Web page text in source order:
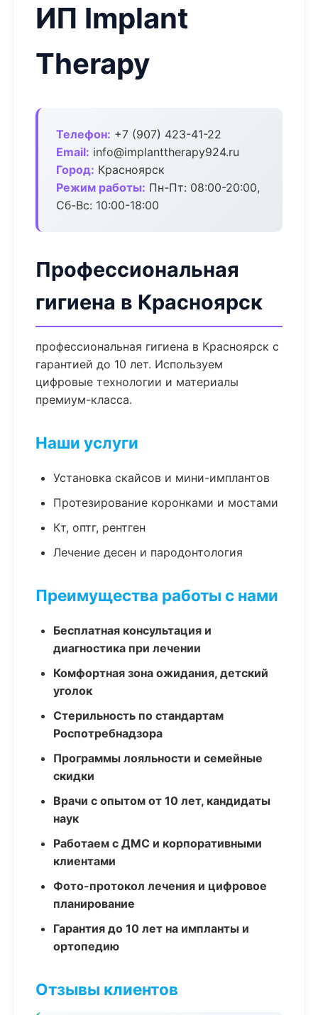
ИП Implant
Therapy
Телефон: +7 (907) 423-41-22
Email: info@implanttherapy924.ru
Город: Красноярск
Режим работы: Пн-Пт: 08:00-20:00,
Сб-Вс: 10:00-18:00
Профессиональная
гигиена в Красноярск
профессиональная гигиена в Красноярск с
гарантией до 10 лет. Используем
цифровые технологии и материалы
премиум-класса.
Наши услуги
Установка скайсов и мини-имплантов
Протезирование коронками и мостами
Кт, оптг, рентген
Лечение десен и пародонтология
Преимущества работы с нами
Бесплатная консультация и
диагностика при лечении
Комфортная зона ожидания, детский
уголок
Стерильность по стандартам
Роспотребнадзора
Программы лояльности и семейные
скидки
Врачи с опытом от 10 лет, кандидаты
наук
Работаем с ДМС и корпоративными
клиентами
Фото-протокол лечения и цифровое
планирование
Гарантия до 10 лет на импланты и
ортопедию
Отзывы клиентов